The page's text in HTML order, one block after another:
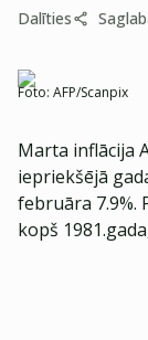
Dalīties
Foto: AFP/Scanpix
Marta inflācija
iepriekšējā
februāra 7.9%.
kopš